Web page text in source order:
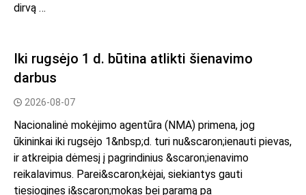
dirvą …
Iki rugsėjo 1 d. būtina atlikti šienavimo
darbus
2026-08-07
Nacionalinė mokėjimo agentūra (NMA) primena, jog
ūkininkai iki rugsėjo 1&nbsp;d. turi nu&scaron;ienauti pievas,
ir atkreipia dėmesį į pagrindinius &scaron;ienavimo
reikalavimus. Parei&scaron;kėjai, siekiantys gauti
tiesiogines i&scaron;mokas bei paramą pa